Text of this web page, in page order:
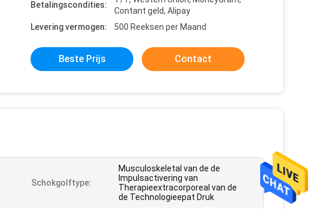
Betalingscondities:
Contant geld, Alipay
Levering vermogen:
500 Reeksen per Maand
Beste Prijs Contact
Schokgolftype:
Musculoskeletal van de de
Impulsactivering van
Therapieextracorporeal van de
de Technologieepat Druk